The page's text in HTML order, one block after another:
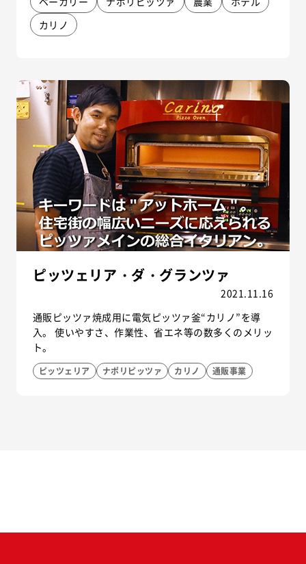
カリノ
ピッツェリア・ダ・グランツァ
2021.11.16
通販ピッツァ焼成用に電気ピッツァ釜“カリノ”を導
入。 使いやすさ、作業性、省エネ等の数多くのメリッ
ト。
ピッツェリア ナポリピッツァ カリノ 通販事業